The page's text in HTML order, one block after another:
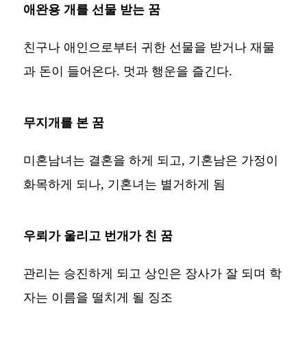
애완용 개를 선물 받는 꿈
친구나 애인으로부터 귀한 선물을 받거나 재물
과 돈이 들어온다. 멋과 행운을 즐긴다.
무지개를 본 꿈
미혼남녀는 결혼을 하게 되고, 기혼남은 가정이
화목하게 되나, 기혼녀는 별거하게 됨
우뢰가 울리고 번개가 친 꿈
관리는 승진하게 되고 상인은 장사가 잘 되며 학
자는 이름을 떨치게 될 징조